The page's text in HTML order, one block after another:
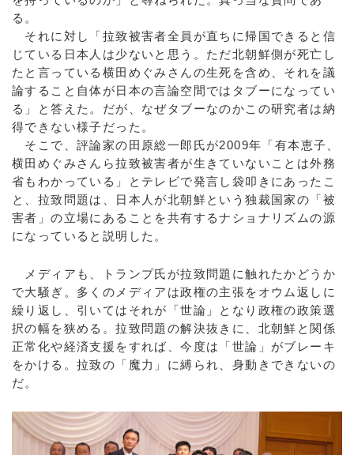
る。
それに対し「拉致被害者全員が直ちに帰国できると信
じている日本人は少ないと思う。ただ北朝鮮側が死亡し
たと言っている横田めぐみさんの生死を含め、それを議
論すること自体が日本の言論空間ではタブーになってい
る」と答えた。だが、なぜタブーなのかこの研究者は納
得できない様子だった。
そこで、評論家の田原総一郎氏が2009年「有本恵子、
横田めぐみさんら拉致被害者が生きていないことは外務
省もわかっている」とテレビで発言し袋叩きにあったこ
と、拉致問題は、日本人が北朝鮮という独裁国家の「被
害者」の立場にあることを共有するナショナリズムの源
になっていると説明した。
メディアも、トランプ氏が拉致問題に触れたかどうか
で大騒ぎ。多くのメディアは政権の主張をオウム返しに
繰り返し、引いてはそれが「世論」となり政権の政策選
択の幅を狭める。拉致問題の解決抜きに、北朝鮮と関係
正常化や経済支援をすれば、今度は「世論」がブレーキ
をかける。拉致の「魔力」に縛られ、身動きできないの
だ。